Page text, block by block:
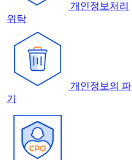
개인정보처리
위탁
개인정보의 파
기